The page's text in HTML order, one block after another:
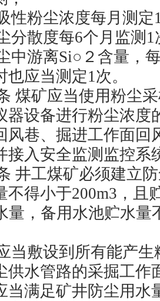
性粉尘浓度每月测定
分散度每6个月监测 1
中游离Si○２含量，
也应当测定1次。
煤矿应当使用粉尘
器设备进行粉尘浓度
风巷、掘进工作面回
接入安全监测监控系
井工煤矿必须建立
不得小于200m3 ，且
量，备用水池贮水量
当敷设到所有能产
供水管路的采掘工作
当满足矿井防尘用水